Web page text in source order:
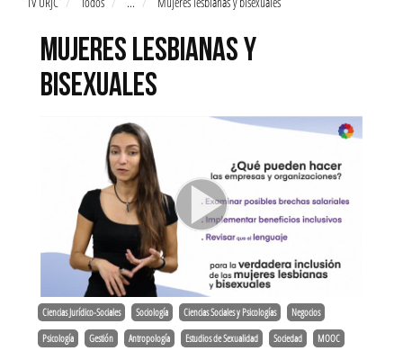
MUJERES LESBIANAS Y
BISEXUALES
Ciencias Jurídico-Sociales Sociología Ciencias Sociales y Psicologías Negocios
Psicología Gestión Antropología Estudios de Sexualidad Sociedad MOOC